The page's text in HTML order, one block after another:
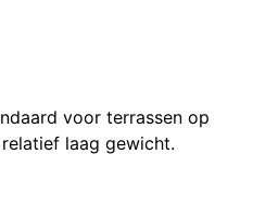
voor terrassen op
laag gewicht.